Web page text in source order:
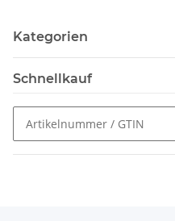
Kategorien
Schnellkauf